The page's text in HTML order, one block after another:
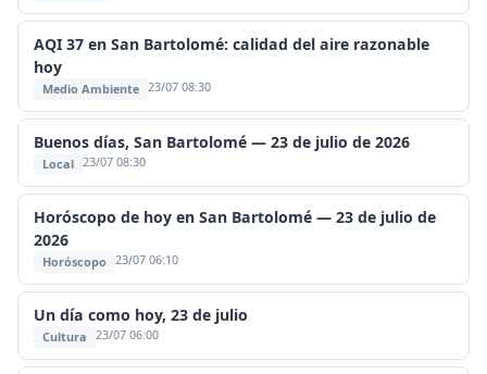
AQI 37 en San Bartolomé: calidad del aire razonable
hoy
Medio Ambiente 23/07 08:30
Buenos días, San Bartolomé — 23 de julio de 2026
Local 23/07 08:30
Horóscopo de hoy en San Bartolomé — 23 de julio de
2026
Horóscopo 23/07 06:10
Un día como hoy, 23 de julio
Cultura 23/07 06:00